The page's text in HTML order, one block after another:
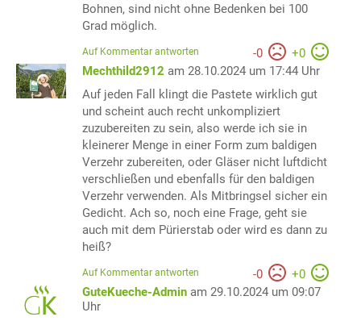
Bohnen, sind nicht ohne Bedenken bei 100
Grad möglich.
-0 +0
Auf Kommentar antworten
Mechthild2912 am 28.10.2024 um 17:44 Uhr
Auf jeden Fall klingt die Pastete wirklich gut
und scheint auch recht unkompliziert
zuzubereiten zu sein, also werde ich sie in
kleinerer Menge in einer Form zum baldigen
Verzehr zubereiten, oder Gläser nicht luftdicht
verschließen und ebenfalls für den baldigen
Verzehr verwenden. Als Mitbringsel sicher ein
Gedicht. Ach so, noch eine Frage, geht sie
auch mit dem Pürierstab oder wird es dann zu
heiß?
-0 +0
Auf Kommentar antworten
GuteKueche-Admin am 29.10.2024 um 09:07
Uhr